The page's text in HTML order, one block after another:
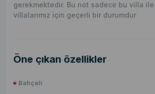
gerekmektedir. Bu not sadece bu villa
villalarımız için geçerli bir durumdur
Öne çıkan özellikler
Bahçeli